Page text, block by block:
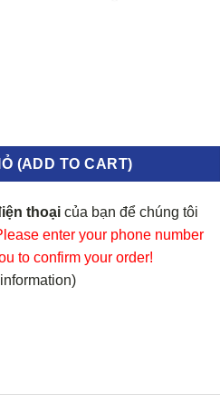
W213 số lượng
(ADD TO CART)
thoại của bạn để chúng tôi
enter your phone number
to confirm your order!